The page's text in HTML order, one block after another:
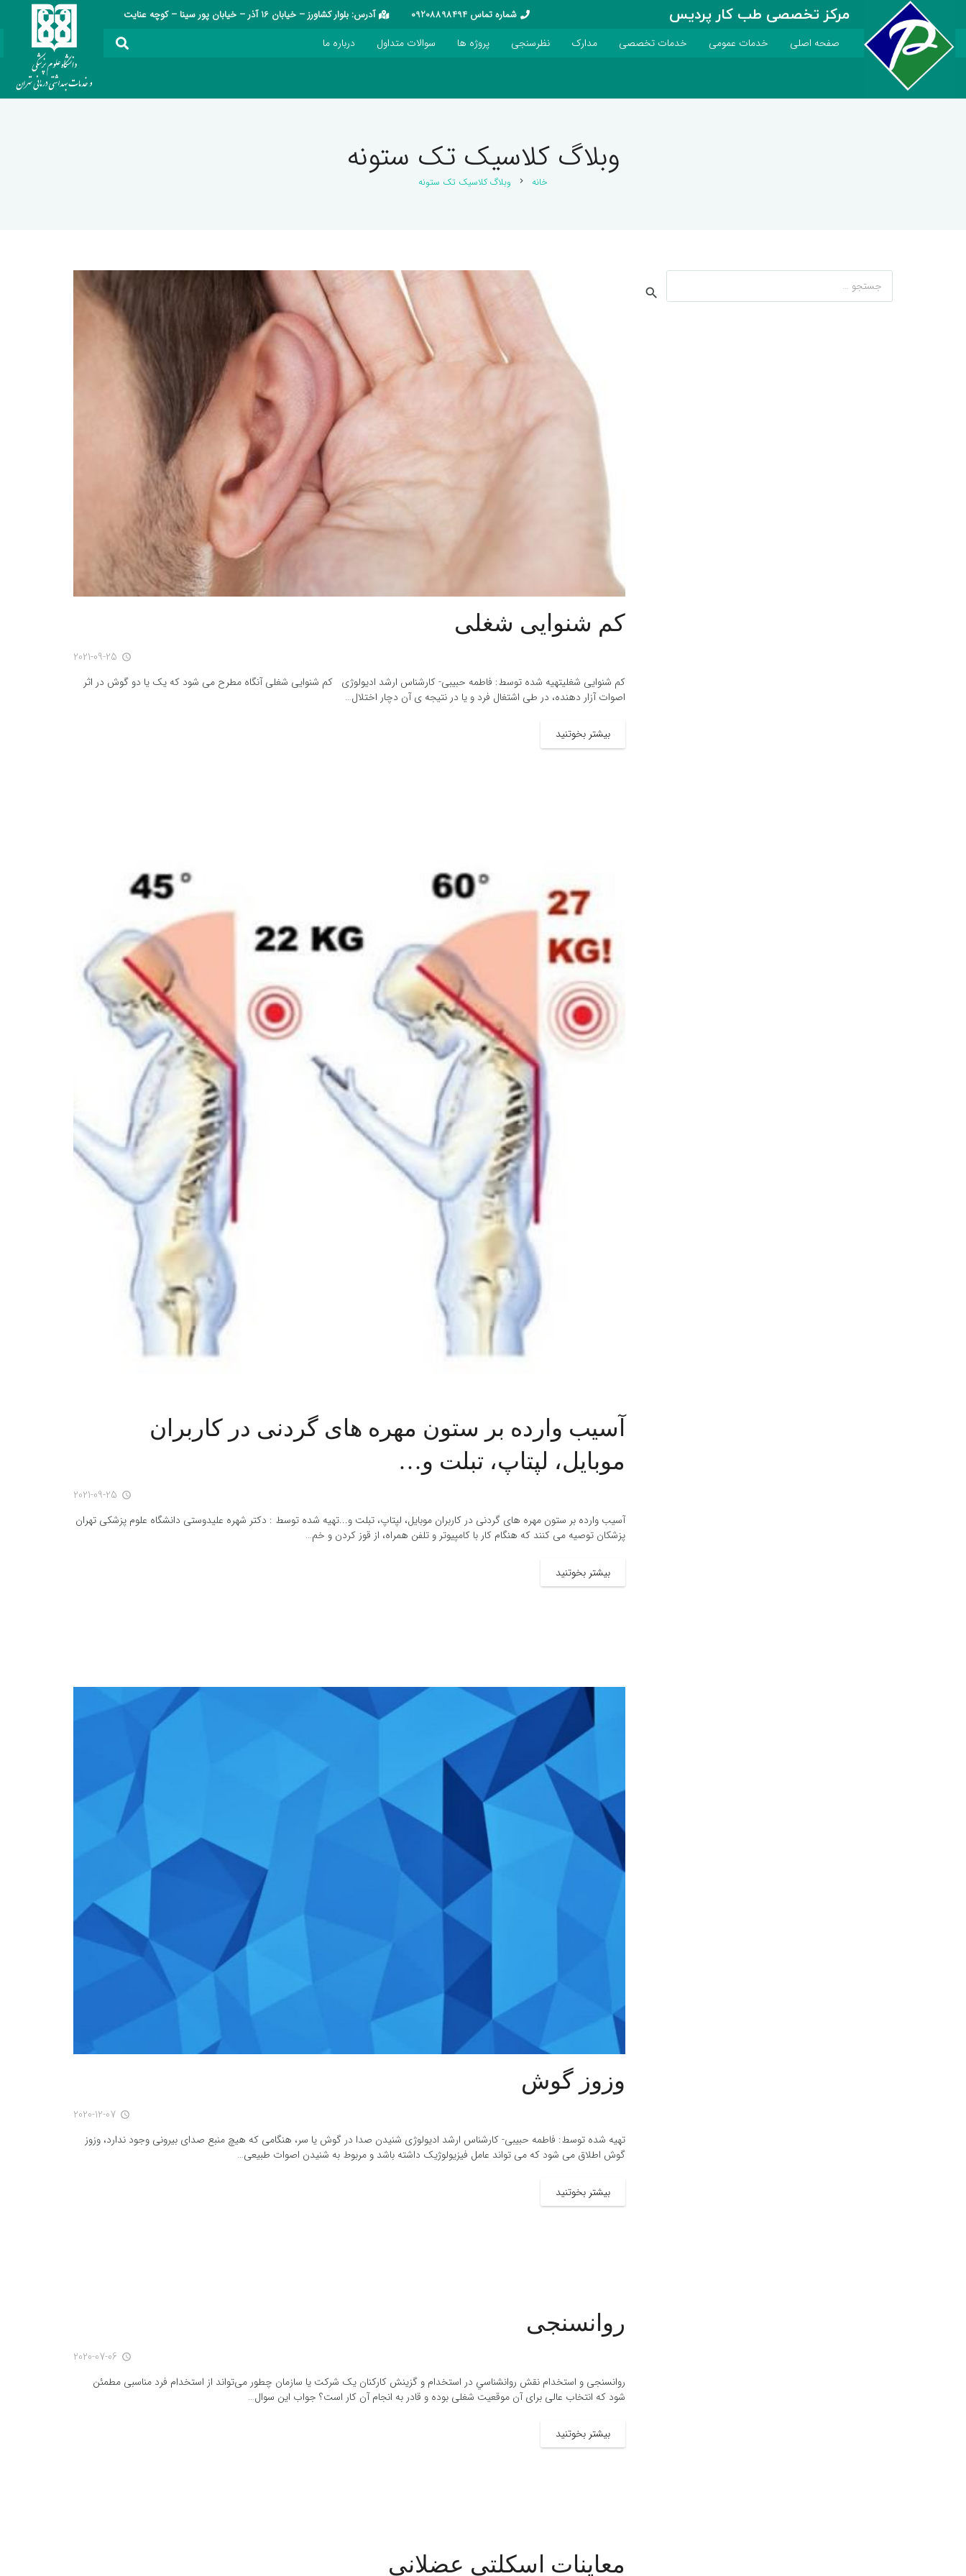
مرکز تخصصی طب کار پردیس شماره تماس 09208898494 آدرس: بلوار کشاورز – خیابان 16 آذر – خیابان پور سینا – کوچه عنایت
صفحه اصلی خدمات عمومی خدمات تخصصی مدارک نظرسنجی پروژه ها سوالات متداول درباره ما
وبلاگ کلاسیک تک ستونه
خانه chevron_right وبلاگ کلاسیک تک ستونه
کم شنوایی شغلی
access_time
2021-09-25
کم شنوایی شغلیتهیه شده توسط: فاطمه حبیبی- کارشناس ارشد ادیولوژی کم شنوایی شغلی آنگاه مطرح می شود که یک یا دو گوش در اثر
اصوات آزار دهنده، در طی اشتغال فرد و یا در نتیجه ی آن دچار اختلال…
بیشتر بخوتنید
آسیب وارده بر ستون مهره های گردنی در کاربران
موبایل، لپتاپ، تبلت و…
access_time
2021-09-25
آسیب وارده بر ستون مهره های گردنی در کاربران موبایل، لپتاپ، تبلت و...تهیه شده توسط : دکتر شهره علیدوستی دانشگاه علوم پزشکی تهران
پزشکان توصیه می کنند که هنگام کار با کامپیوتر و تلفن همراه، از قوز کردن و خم…
بیشتر بخوتنید
وزوز گوش
access_time
2020-12-07
تهیه شده توسط: فاطمه حبیبی- کارشناس ارشد ادیولوژی شنیدن صدا در گوش یا سر، هنگامی که هیچ منبع صدای بیرونی وجود ندارد، وزوز
گوش اطلاق می شود که می تواند عامل فیزیولوژیک داشته باشد و مربوط به شنیدن اصوات طبیعی…
بیشتر بخوتنید
روانسنجی
access_time
2020-07-06
روانسنجی و استخدام نقش روانشناسي در استخدام و گزينش كاركنان یک شرکت یا سازمان چطور می‌تواند از استخدام فرد مناسبی مطمئن
شود که انتخاب عالی برای آن موقعیت شغلی بوده و قادر به انجام آن کار است؟ جواب این سوال…
بیشتر بخوتنید
معاینات اسکلتی عضلانی
جستجو
برای: